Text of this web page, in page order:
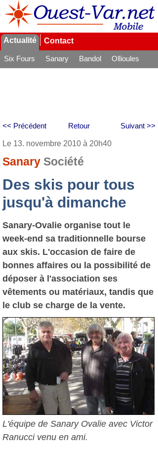
Actualité Contact
Six Fours Sanary Bandol
Ollioules
Retour
<< Précédent Suivant >>
Le 13. novembre 2010 à 20h40
Sanary Société
Des skis pour tous
jusqu'à dimanche
Sanary-Ovalie organise tout le
week-end sa traditionnelle bourse
aux skis. L'occasion de faire de
bonnes affaires ou la possibilité de
déposer à l'association ses
vêtements ou matériaux, tandis que
le club se charge de la vente.
L'équipe de Sanary Ovalie avec Victor
Ranucci venu en ami.